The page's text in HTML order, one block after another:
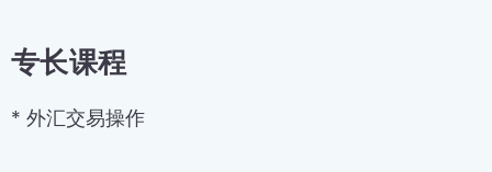
专长课程
* 外汇交易操作